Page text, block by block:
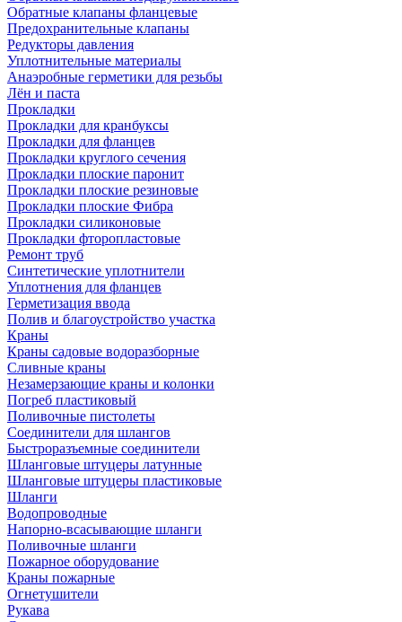
Обратные клапаны фланцевые
Предохранительные клапаны
Редукторы давления
Уплотнительные материалы
Анаэробные герметики для резьбы
Лён и паста
Прокладки
Прокладки для кранбуксы
Прокладки для фланцев
Прокладки круглого сечения
Прокладки плоские паронит
Прокладки плоские резиновые
Прокладки плоские Фибра
Прокладки силиконовые
Прокладки фторопластовые
Ремонт труб
Синтетические уплотнители
Уплотнения для фланцев
Герметизация ввода
Полив и благоустройство участка
Краны
Краны садовые водоразборные
Сливные краны
Незамерзающие краны и колонки
Погреб пластиковый
Поливочные пистолеты
Соединители для шлангов
Быстроразъемные соединители
Шланговые штуцеры латунные
Шланговые штуцеры пластиковые
Шланги
Водопроводные
Напорно-всасывающие шланги
Поливочные шланги
Пожарное оборудование
Краны пожарные
Огнетушители
Рукава